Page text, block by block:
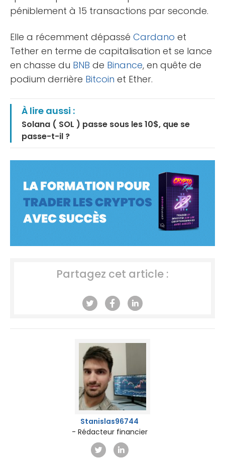
péniblement à 15 transactions par seconde.
Elle a récemment dépassé Cardano et
Tether en terme de capitalisation et se lance
en chasse du BNB de Binance, en quête de
podium derrière Bitcoin et Ether.
À lire aussi :
Solana ( SOL ) passe sous les 10$, que se
passe-t-il ?
Partagez cet article :
Stanislas96744
- Rédacteur financier